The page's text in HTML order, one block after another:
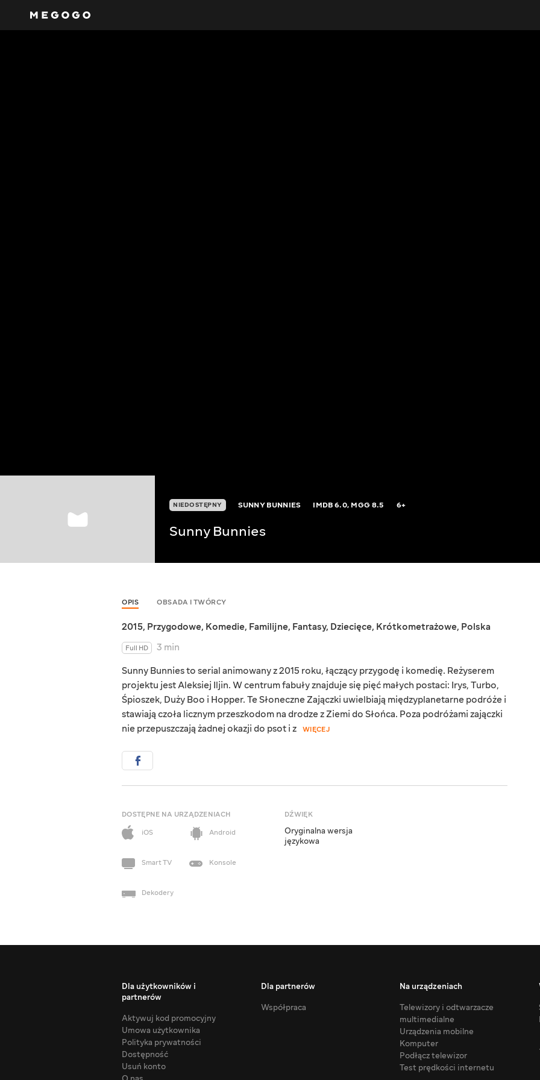
NIEDOSTĘPNY SUNNY BUNNIES IMDB6.0, MGG8.5 6+
Sunny Bunnies
OPIS OBSADA I TWÓRCY
2015, Przygodowe, Komedie, Familijne, Fantasy, Dziecięce, Krótkometrażowe, Polska
Full HD
3 min
Sunny Bunnies to serial animowany z 2015 roku, łączący przygodę i komedię. Reżyserem
projektu jest Aleksiej Iljin. W centrum fabuły znajduje się pięć małych postaci: Irys, Turbo,
Śpioszek, Duży Boo i Hopper. Te Słoneczne Zajączki uwielbiają międzyplanetarne podróże i
stawiają czoła licznym przeszkodom na drodze z Ziemi do Słońca. Poza podróżami zajączki
nie przepuszczają żadnej okazji do psot i z
WIĘCEJ
DOSTĘPNE NA URZĄDZENIACH
iOS
Android
Smart TV Konsole
Dekodery
DŹWIĘK
Oryginalna wersja
językowa
Dla użytkowników i
partnerów
Aktywuj kod promocyjny
Umowa użytkownika
Polityka prywatności
Dostępność
Usuń konto
Dla partnerów
Współpraca
Na urządzeniach
Telewizory i odtwarzacze
multimedialne
Urządzenia mobilne
Komputer
Podłącz telewizor
Test prędkości internetu